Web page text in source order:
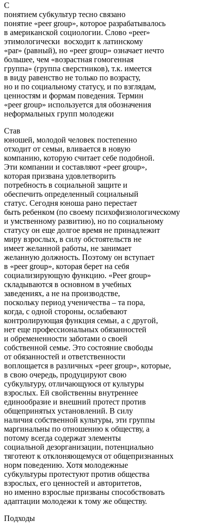
С
понятием субкультур тесно связано
понятие «peer group», которое разрабатывалось
в американской социологии. Слово «peer»
этимологически восходит к латинскому
«par» (равный), но «peer group» означает нечто
большее, чем «возрастная гомогенная
группа» (группа сверстников), т.к. имеется
в виду равенство не только по возрасту,
но и по социальному статусу, и по взглядам,
ценностям и формам поведения. Термин
«peer group» используется для обозначения
неформальных групп молодежи
Став
юношей, молодой человек постепенно
отходит от семьи, вливается в новую
компанию, которую считает себе подобной.
Эти компании и составляют «peer group»,
которая призвана удовлетворить
потребность в социальной защите и
обеспечить определенный социальный
статус. Сегодня юноша рано перестает
быть ребенком (по своему психофизиологическому
и умственному развитию), но по социальному
статусу он еще долгое время не принадлежит
миру взрослых, в силу обстоятельств не
имеет желанной работы, не занимает
желанную должность. Поэтому он вступает
в «peer group», которая берет на себя
социализирующую функцию. «Peer group»
складываются в основном в учебных
заведениях, а не на производстве,
поскольку период ученичества – та пора,
когда, с одной стороны, ослабевают
контролирующая функция семьи, а с другой,
нет еще профессиональных обязанностей
и обремененности заботами о своей
собственной семье. Это состояние свободы
от обязанностей и ответственности
воплощается в различных «peer group», которые,
в свою очередь, продуцируют свою
субкультуру, отличающуюся от культуры
взрослых. Ей свойственны внутреннее
единообразие и внешний протест против
общепринятых установлений. В силу
наличия собственной культуры, эти группы
маргинальны по отношению к обществу, а
потому всегда содержат элементы
социальной дезорганизации, потенциально
тяготеют к отклоняющемуся от общепризнанных
норм поведению. Хотя молодежные
субкультуры протестуют против общества
взрослых, его ценностей и авторитетов,
но именно взрослые призваны способствовать
адаптации молодежи к тому же обществу.
Подходы